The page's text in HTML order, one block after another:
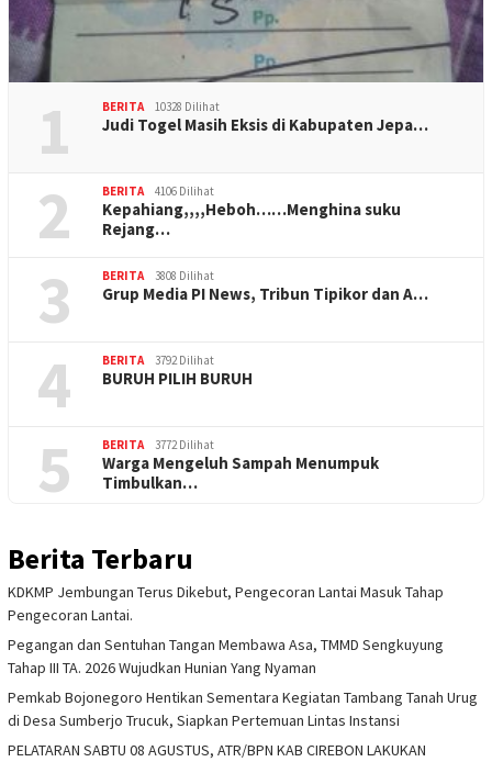
1 BERITA 10328 Dilihat
Judi Togel Masih Eksis di Kabupaten Jepa…
2 BERITA 4106 Dilihat
Kepahiang,,,,Heboh……Menghina suku
Rejang…
3 BERITA 3808 Dilihat
Grup Media PI News, Tribun Tipikor dan A…
4 BERITA 3792 Dilihat
BURUH PILIH BURUH
5 BERITA 3772 Dilihat
Warga Mengeluh Sampah Menumpuk
Timbulkan…
Berita Terbaru
KDKMP Jembungan Terus Dikebut, Pengecoran Lantai Masuk Tahap
Pengecoran Lantai.
Pegangan dan Sentuhan Tangan Membawa Asa, TMMD Sengkuyung
Tahap III TA. 2026 Wujudkan Hunian Yang Nyaman
Pemkab Bojonegoro Hentikan Sementara Kegiatan Tambang Tanah Urug
di Desa Sumberjo Trucuk, Siapkan Pertemuan Lintas Instansi
PELATARAN SABTU 08 AGUSTUS, ATR/BPN KAB CIREBON LAKUKAN